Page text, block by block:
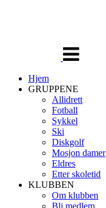
navigasjon
Hjem
GRUPPENE
Allidrett
Fotball
Sykkel
Ski
Diskgolf
Mosjon damer
Eldres
Etter skoletid
KLUBBEN
Om klubben
Bli medlem